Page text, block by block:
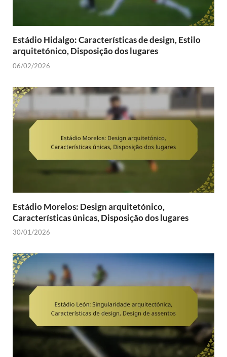
Estádio Hidalgo: Características de design, Estilo
arquitetónico, Disposição dos lugares
06/02/2026
Estádio Morelos: Design arquitetónico,
Características únicas, Disposição dos lugares
30/01/2026